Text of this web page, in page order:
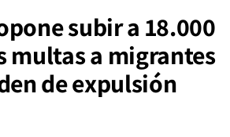
subir a 18.000
multas a migrantes
de expulsión